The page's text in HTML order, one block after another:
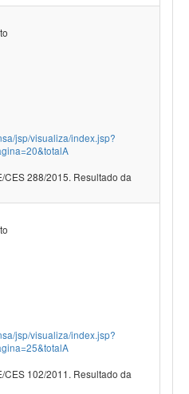
jsp/visualiza/index.jsp?
288/2015. Resultado da
jsp/visualiza/index.jsp?
102/2011. Resultado da